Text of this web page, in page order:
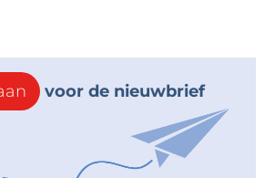
voor de nieuwbrief